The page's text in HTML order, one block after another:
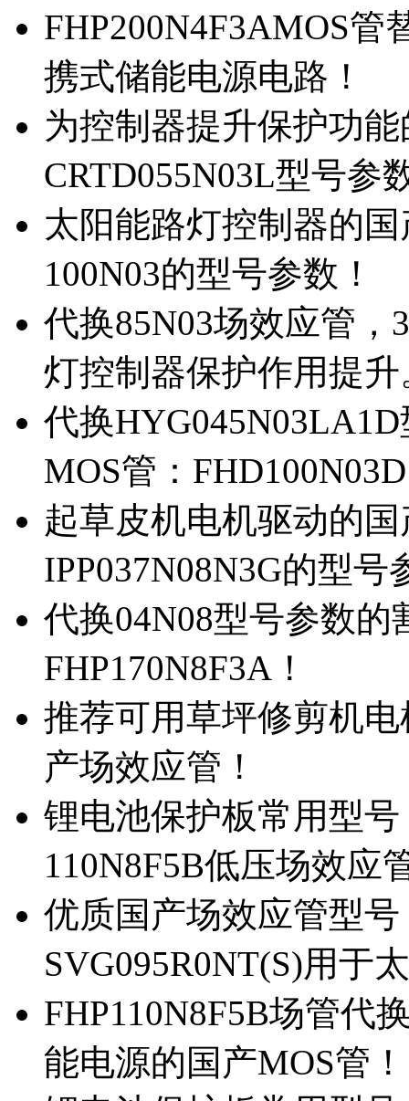
FHP200N4F3AMOS管
携式储能电源电路！
为控制器提升保护功
CRTD055N03L型号参
太阳能路灯控制器的
100N03的型号参数！
代换85N03场效应管
灯控制器保护作用提升
代换
MOS管：
起草皮机电机驱动的
IPP037N08N3G的型号
代换04N08型号参数
FHP170N8F3A！
推荐可用草坪修剪机电
产场效应管！
锂电池保护板常用型号
110N8F5B低压场效应
优质国产场效应管型
SVG095R0NT(S)用于
FHP110N8F5B场管代
能电源的国产MOS管！